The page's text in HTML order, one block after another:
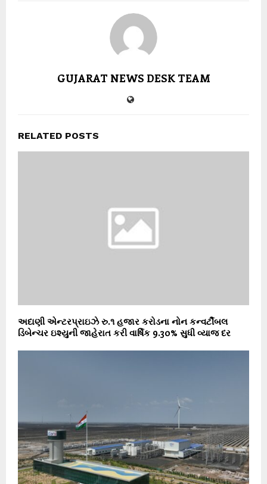
GUJARAT NEWS DESK TEAM
RELATED POSTS
અદાણી એન્ટરપ્રાઇઝે રુ.૧ હજાર કરોડના નોન કન્વર્ટીબલ
ડિબેન્ચર ઇશ્યુની જાહેરાત કરી વાર્ષિક 9.30% સુધી વ્યાજ દર